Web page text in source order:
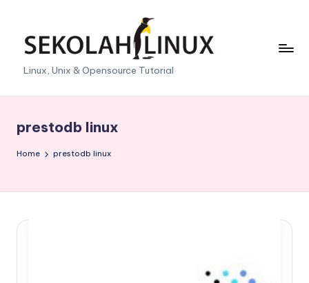
S
e
l
Linux, Unix & Opensource Tutorial
prestodb linux
Home prestodb linux